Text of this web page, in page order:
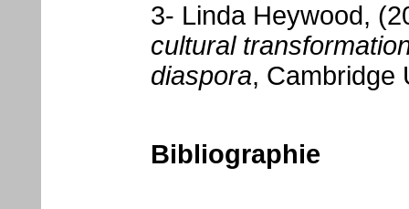
3- Linda Heywood,
cultural
diaspora,
Bibliographie